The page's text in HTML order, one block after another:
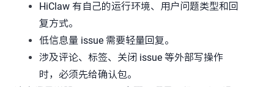
HiClaw 有自己的运行环境、用户问题类型和回
复方式。
低信息量 issue 需要轻量回复。
涉及评论、标签、关闭 issue 等外部写操作
时，必须先给确认包。